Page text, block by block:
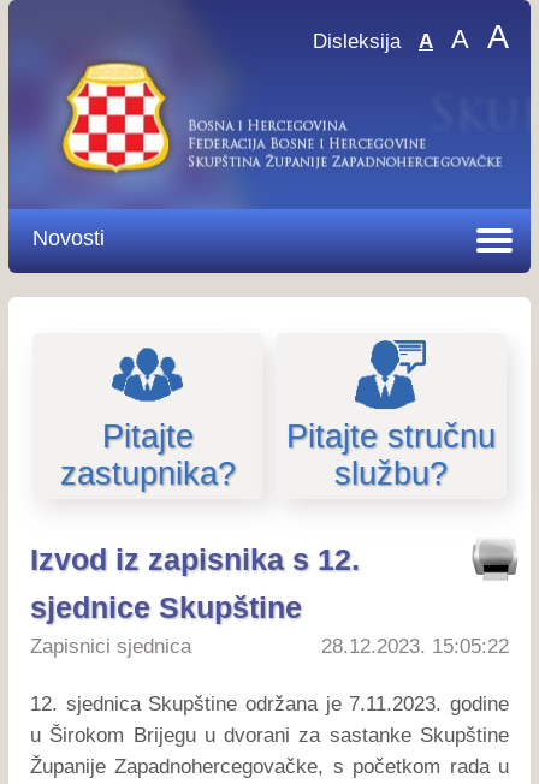
Disleksija A A A
Novosti
Pitajte
zastupnika?
Pitajte stručnu
službu?
Izvod iz zapisnika s 12.
sjednice Skupštine
Zapisnici sjednica 28.12.2023. 15:05:22
12. sjednica Skupštine održana je 7.11.2023. godine
u Širokom Brijegu u dvorani za sastanke Skupštine
Županije Zapadnohercegovačke, s početkom rada u